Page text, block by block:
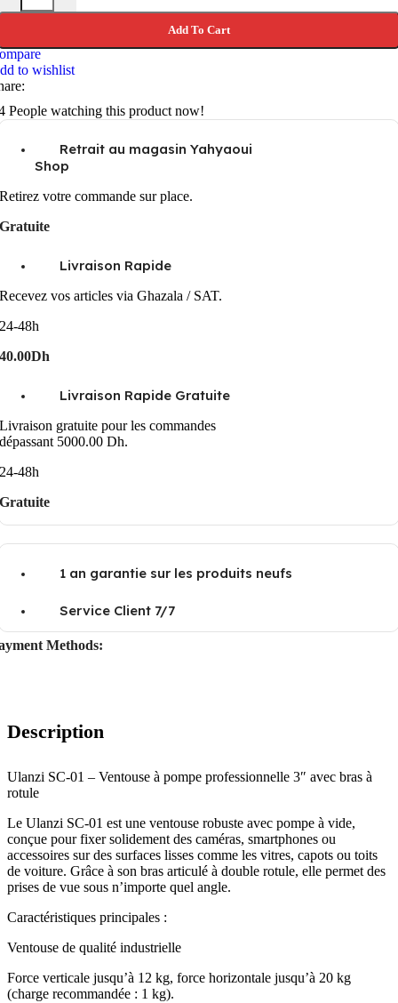
Add To Cart
to wishlist
People watching this product now!
Retrait au magasin Yahyaoui
Shop
Retirez votre commande sur place.
Gratuite
Livraison Rapide
Recevez vos articles via Ghazala / SAT.
24-48h
40.00Dh
Livraison Rapide Gratuite
Livraison gratuite pour les commandes
dépassant 5000.00 Dh.
24-48h
Gratuite
1 an garantie sur les produits neufs
Service Client 7/7
Methods:
Description
Ulanzi SC‑01 – Ventouse à pompe professionnelle 3″ avec bras à
rotule
Le Ulanzi SC‑01 est une ventouse robuste avec pompe à vide,
conçue pour fixer solidement des caméras, smartphones ou
accessoires sur des surfaces lisses comme les vitres, capots ou toits
de voiture. Grâce à son bras articulé à double rotule, elle permet des
prises de vue sous n’importe quel angle.
Caractéristiques principales :
Ventouse de qualité industrielle
Force verticale jusqu’à 12 kg, force horizontale jusqu’à 20 kg
(charge recommandée : 1 kg).